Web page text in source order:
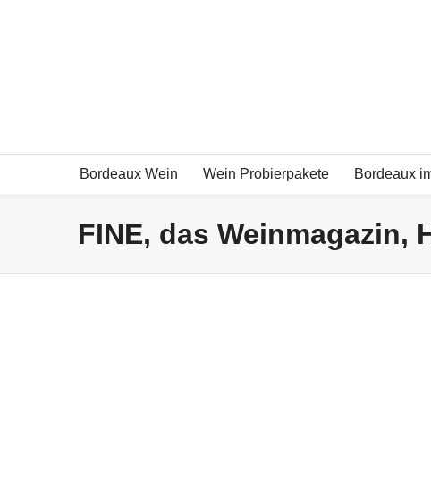
Bordeaux Wein Wein Probierpakete Bordeaux
FINE, das Weinmagazin,